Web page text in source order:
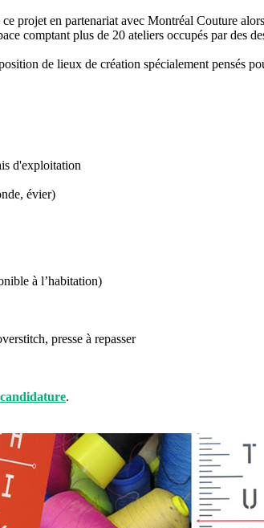
projet en partenariat avec Montréal Couture
comptant plus de 20 ateliers occupés par des
de lieux de création spécialement
d'exploitation
évier)
à l’habitation)
presse à repasser
.